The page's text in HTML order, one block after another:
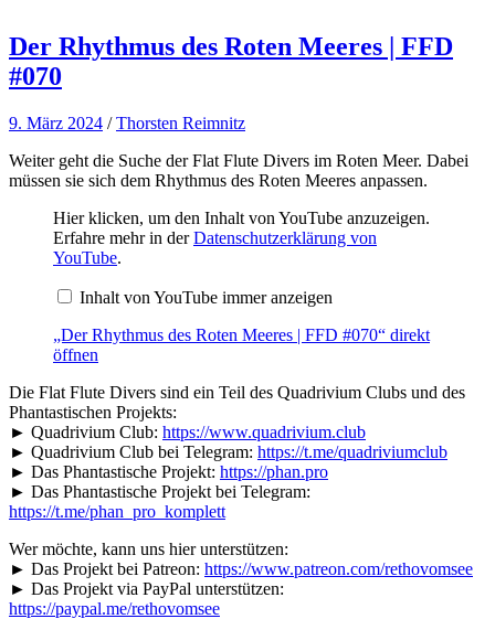
Der Rhythmus des Roten Meeres | FFD
#070
9. März 2024 /Thorsten Reimnitz
Weiter geht die Suche der Flat Flute Divers im Roten Meer. Dabei
müssen sie sich dem Rhythmus des Roten Meeres anpassen.
„Der
Rhythmus
des
Roten
#070“
von
YouTube
Hier klicken, um den Inhalt von YouTube anzuzeigen.
Erfahre mehr in derDatenschutzerklärung von
YouTube.
Inhalt von YouTube immer anzeigen
„Der Rhythmus des Roten Meeres | FFD #070“ direkt
öffnen
Die Flat Flute Divers sind ein Teil des Quadrivium Clubs und des
Phantastischen Projekts:
► Quadrivium Club: https://www.quadrivium.club
► Quadrivium Club bei Telegram: https://t.me/quadriviumclub
► Das Phantastische Projekt: https://phan.pro
► Das Phantastische Projekt bei Telegram:
https://t.me/phan_pro_komplett
Wer möchte, kann uns hier unterstützen:
► Das Projekt bei Patreon: https://www.patreon.com/rethovomsee
► Das Projekt via PayPal unterstützen:
https://paypal.me/rethovomsee